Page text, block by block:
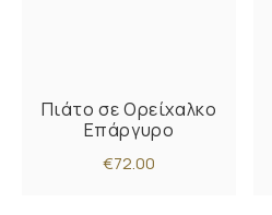
Πιάτο σε Ορείχαλκο
Επάργυρο
€72.00